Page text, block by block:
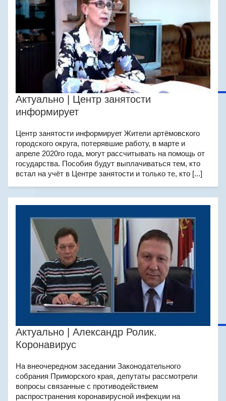
Актуально | Центр занятости
информирует
Центр занятости информирует Жители артёмовского
городского округа, потерявшие работу, в марте и
апреле 2020го года, могут рассчитывать на помощь от
государства. Пособия будут выплачиваться тем, кто
встал на учёт в Центре занятости и только те, кто [...]
Актуально | Александр Ролик.
Коронавирус
На внеочередном заседании Законодательного
собрания Приморского края, депутаты рассмотрели
вопросы связанные с противодействием
распространения коронавирусной инфекции на